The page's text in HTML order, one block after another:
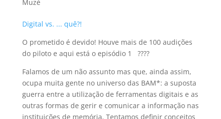
Muzé
Digital vs. ... quê?!
O prometido é devido! Houve mais de 100 audições
do piloto e aqui está o episódio 1 ????
Falamos de um não assunto mas que, ainda assim,
ocupa muita gente no universo das BAM*: a suposta
guerra entre a utilização de ferramentas digitais e as
outras formas de gerir e comunicar a informação nas
instituições de memória. Tentamos definir conceitos